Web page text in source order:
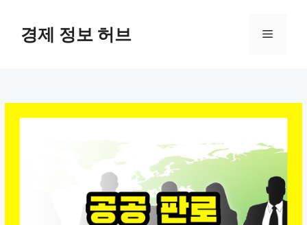
경제 정보 허브 메